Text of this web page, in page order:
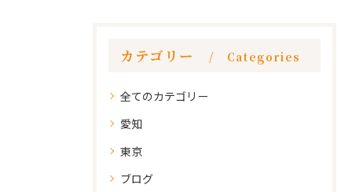
カテゴリー Categories
全てのカテゴリー
愛知
東京
ブログ